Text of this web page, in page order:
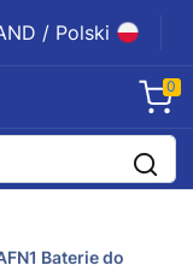
/ Polski
0
Baterie do